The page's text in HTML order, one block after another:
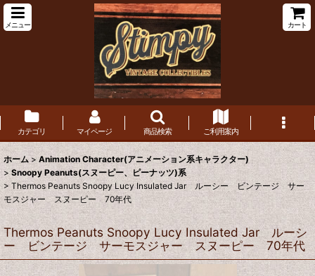
メニュー カート
カテゴリ マイページ 商品検索 ご利用案内
ホーム > Animation Character(アニメーション系キャラクター)
> Snoopy Peanuts(スヌーピー、ピーナッツ)系
> Thermos Peanuts Snoopy Lucy Insulated Jar ルーシー ビンテージ サー
モスジャー スヌーピー 70年代
Thermos Peanuts Snoopy Lucy Insulated Jar ルーシ
ー ビンテージ サーモスジャー スヌーピー 70年代